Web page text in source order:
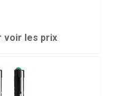
voir les prix